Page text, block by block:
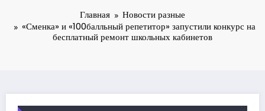
Главная
Новости разные
«Сменка» и «100балльный репетитор» запустили конкурс на
бесплатный ремонт школьных кабинетов